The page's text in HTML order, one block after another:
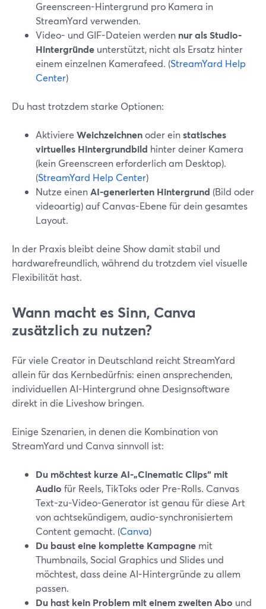
Greenscreen-Hintergrund pro Kamera in
StreamYard verwenden.
Video- und GIF-Dateien werden nur als Studio-
Hintergründe unterstützt, nicht als Ersatz hinter
einem einzelnen Kamerafeed. (StreamYard Help
Center)
Du hast trotzdem starke Optionen:
Aktiviere Weichzeichnenoder einstatisches
virtuelles Hintergrundbild hinter deiner Kamera
(kein Greenscreen erforderlich am Desktop).
(StreamYard Help Center)
Nutze einenAI-generierten Hintergrund (Bild oder
videoartig) auf Canvas-Ebene für dein gesamtes
Layout.
In der Praxis bleibt deine Show damit stabil und
hardwarefreundlich, während du trotzdem viel visuelle
Flexibilität hast.
Wann macht es Sinn, Canva
zusätzlich zu nutzen?
Für viele Creator in Deutschland reicht StreamYard
allein für das Kernbedürfnis: einen ansprechenden,
individuellen AI-Hintergrund ohne Designsoftware
direkt in die Liveshow bringen.
Einige Szenarien, in denen die Kombination von
StreamYard und Canva sinnvoll ist:
Du möchtest kurze AI-„Cinematic Clips“ mit
Audio für Reels, TikToks oder Pre-Rolls. Canvas
Text-zu-Video-Generator ist genau für diese Art
von achtsekündigem, audio-synchronisiertem
Content gemacht. (Canva)
Du baust eine komplette Kampagne mit
Thumbnails, Social Graphics und Slides und
möchtest, dass deine AI-Hintergründe zu allem
passen.
Du hast kein Problem mit einem zweiten Abo und